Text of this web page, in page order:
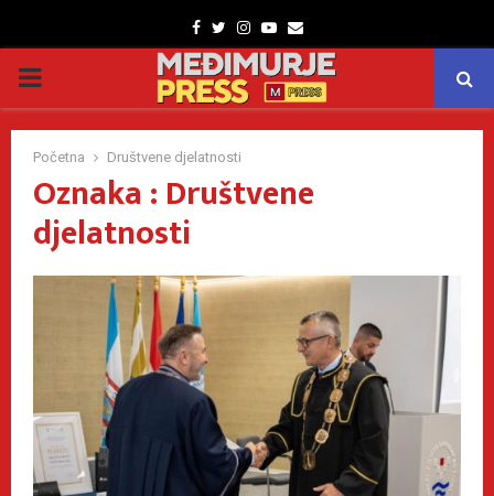
Facebook
TwitterInstagram
Youtube
Email
PRIMARY
MENU
Početna Društvene djelatnosti
Oznaka : Društvene
djelatnosti